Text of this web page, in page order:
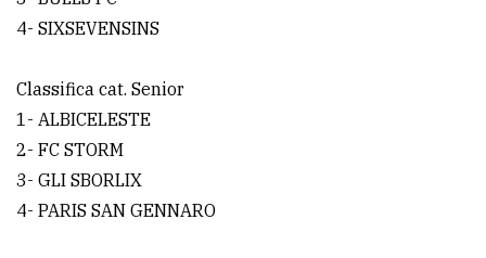
4- SIXSEVENSINS
Classifica cat. Senior
1- ALBICELESTE
2- FC STORM
3- GLI SBORLIX
4- PARIS SAN GENNARO